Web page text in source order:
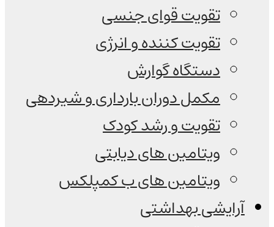
تقویت قوای جنسی
تقویت کننده و انرژی
دستگاه گوارش
مکمل دوران بارداری و شیردهی
تقویت و رشد کودک
ویتامین های دیابتی
ویتامین های ب کمپلکس
آرایشی بهداشتی